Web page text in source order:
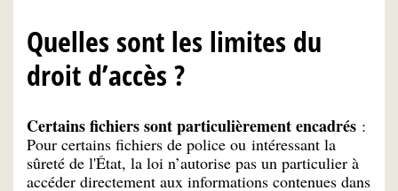
Quelles sont les limites du
droit d’accès ?
Certains fichiers sont particulièrement encadrés :
Pour certains fichiers de police ou intéressant la
sûreté de l'État, la loi n’autorise pas un particulier à
accéder directement aux informations contenues dans